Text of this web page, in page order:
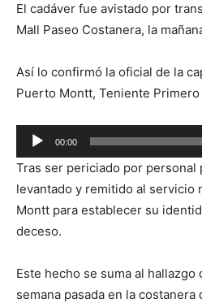
El cadáver fue avistado por
Mall Paseo Costanera, la
Así lo confirmó la oficial de la
Puerto Montt, Teniente
Reproductor
de
audio
00:00
Tras ser periciado por personal
levantado y remitido al servicio
Montt para establecer su
deceso.
Este hecho se suma al
semana pasada en la